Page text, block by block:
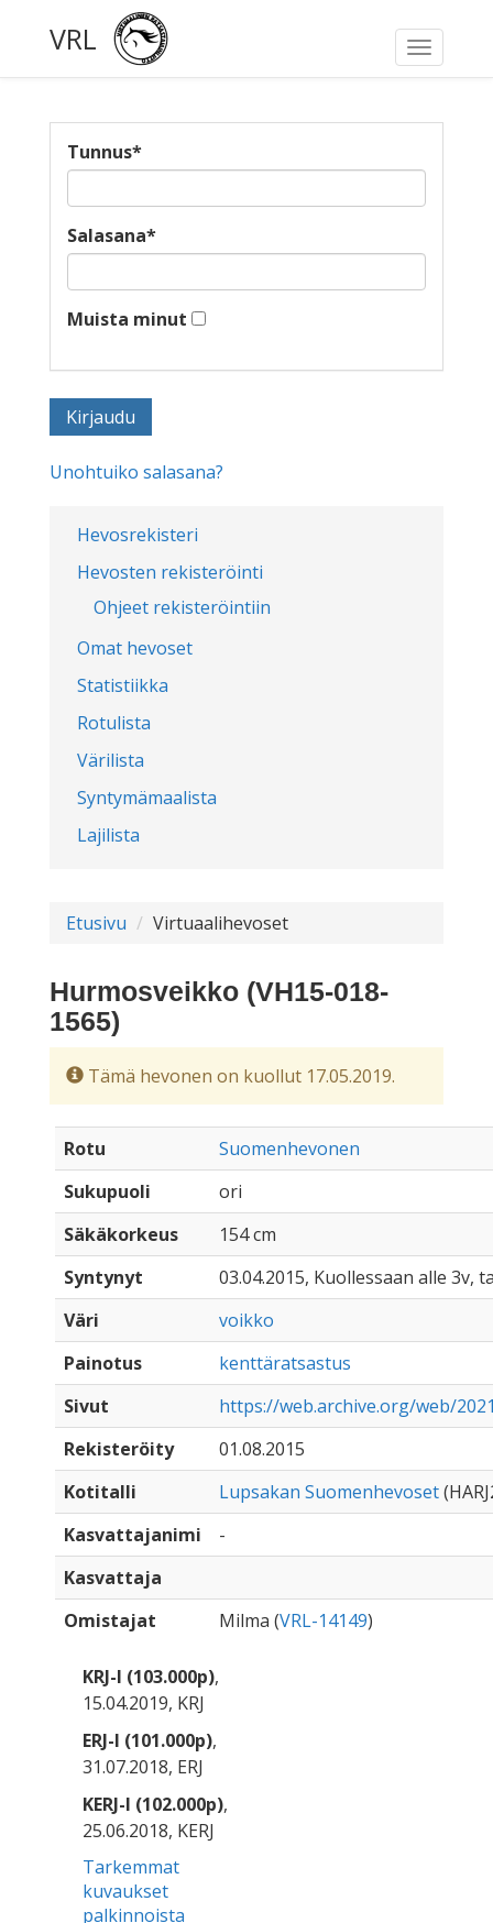
Toggle
VRL
Hevosrekisteri
Hevosten rekisteröinti
Ohjeet rekisteröintiin
Omat hevoset
Statistiikka
Rotulista
Värilista
Syntymämaalista
Lajilista
Tunnus*
Salasana*
Muista minut
Unohtuiko salasana?
Etusivu Virtuaalihevoset
Hurmosveikko (VH15-018-
1565)
Tämä hevonen on kuollut 17.05.2019.
Rotu
Suomenhevonen
Sukupuoli
ori
Säkäkorkeus
154 cm
Syntynyt
03.04.2015, Kuollessaan alle
Väri
voikko
Painotus
kenttäratsastus
Sivut
https://web.archive.org/web/
Rekisteröity
01.08.2015
Kotitalli
Lupsakan Suomenhevoset
Kasvattajanimi
-
Kasvattaja
Omistajat
Milma (VRL-14149)
KRJ-I (103.000p),
15.04.2019, KRJ
ERJ-I (101.000p),
31.07.2018, ERJ
KERJ-I (102.000p),
25.06.2018, KERJ
Tarkemmat
kuvaukset
palkinnoista